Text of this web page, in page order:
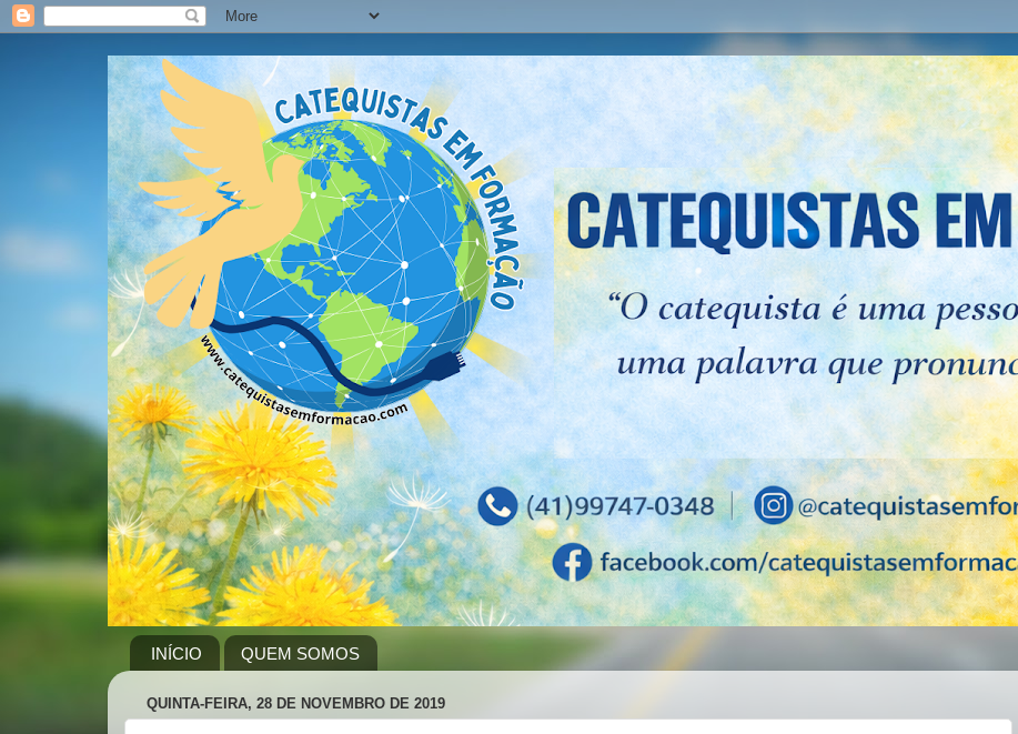
INÍCIO QUEM SOMOS
QUINTA-FEIRA, 28 DE NOVEMBRO DE 2019